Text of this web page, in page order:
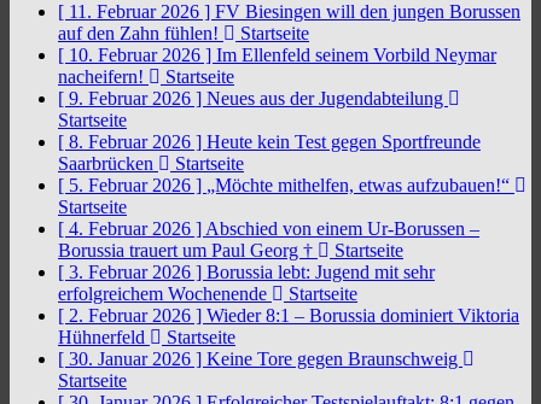
[ 11. Februar 2026 ] FV Biesingen will den jungen Borussen
auf den Zahn fühlen!
Startseite
[ 10. Februar 2026 ] Im Ellenfeld seinem Vorbild Neymar
nacheifern!
Startseite
[ 9. Februar 2026 ] Neues aus der Jugendabteilung
Startseite
[ 8. Februar 2026 ] Heute kein Test gegen Sportfreunde
Saarbrücken
Startseite
[ 5. Februar 2026 ] „Möchte mithelfen, etwas aufzubauen!“
Startseite
[ 4. Februar 2026 ] Abschied von einem Ur-Borussen –
Borussia trauert um Paul Georg †
Startseite
[ 3. Februar 2026 ] Borussia lebt: Jugend mit sehr
erfolgreichem Wochenende
Startseite
[ 2. Februar 2026 ] Wieder 8:1 – Borussia dominiert Viktoria
Hühnerfeld
Startseite
[ 30. Januar 2026 ] Keine Tore gegen Braunschweig
Startseite